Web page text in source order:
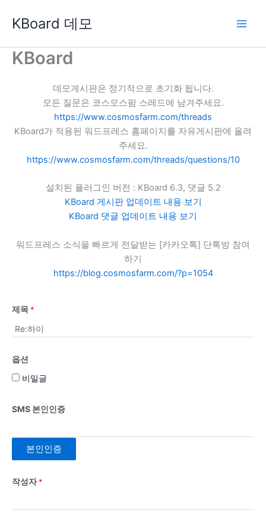
로
KBoard 데모
KBoard
데모게시판은 정기적으로 초기화 됩니다.
모든 질문은 코스모스팜 스레드에 남겨주세요.
https://www.cosmosfarm.com/threads
KBoard가 적용된 워드프레스 홈페이지를 자유게시판에 올려
주세요.
https://www.cosmosfarm.com/threads/questions/10
설치된 플러그인 버전 : KBoard 6.3, 댓글 5.2
KBoard 게시판 업데이트 내용 보기
KBoard 댓글 업데이트 내용 보기
워드프레스 소식을 빠르게 전달받는 [카카오톡] 단톡방 참여
하기
https://blog.cosmosfarm.com/?p=1054
제목 *
옵션
비밀글
SMS 본인인증
본인인증
작성자 *